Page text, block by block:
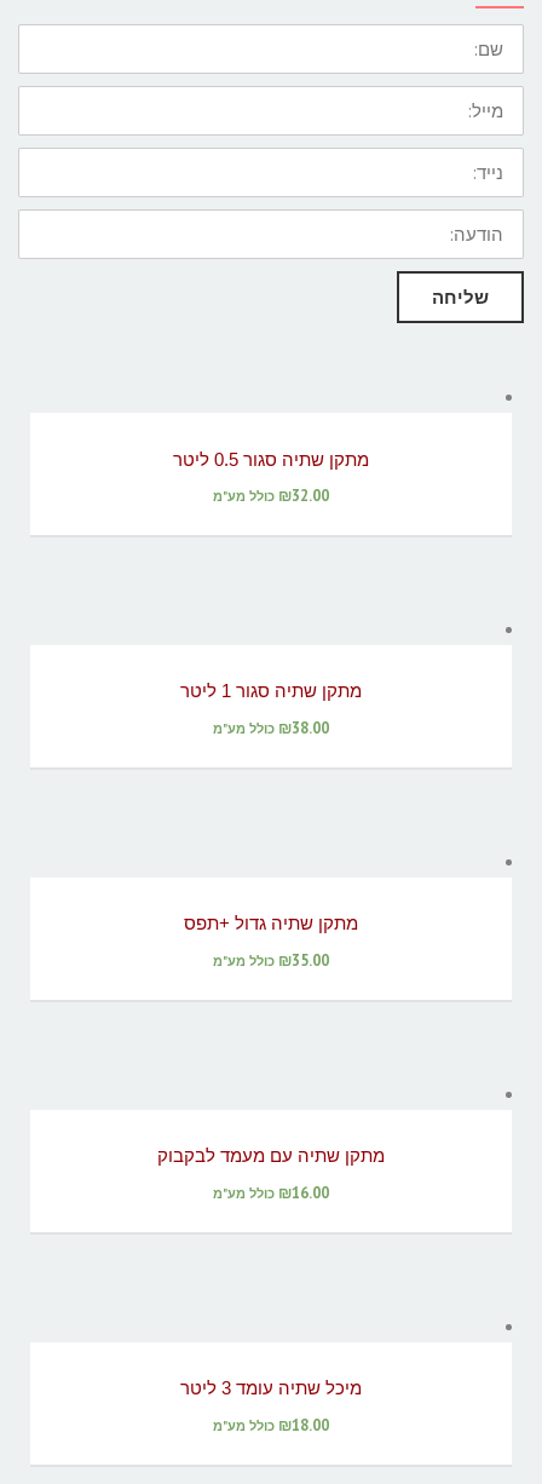
שם:
מייל:
נייד:
הודעה:
שליחה
מתקן שתיה סגור 0.5 ליטר
₪32.00 כולל מע"מ
מתקן שתיה סגור 1 ליטר
₪38.00 כולל מע"מ
מתקן שתיה גדול +תפס
₪35.00 כולל מע"מ
מתקן שתיה עם מעמד לבקבוק
₪16.00 כולל מע"מ
מיכל שתיה עומד 3 ליטר
₪18.00 כולל מע"מ